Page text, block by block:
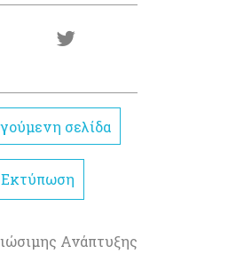
σελίδα
Εκτύπωση
Ανάπτυξης